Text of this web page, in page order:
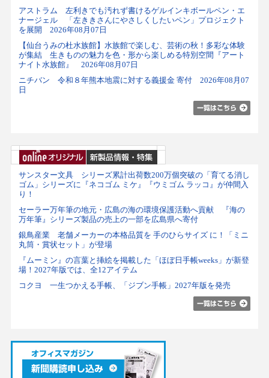
アストラム 左利きでも汚れず書けるゲルインキボールペン・エ
ナージェル 「左ききさんにやさしくしたいペン」プロジェクト
を展開 2026年08月07日
【仙台うみの杜水族館】水族館で楽しむ、芸術の秋！多彩な体験
が集結 生きものの魅力を色・形から楽しめる特別空間『アート
ナイト水族館』 2026年08月07日
ニチバン 令和８年熊本地震に対する義援金 寄付 2026年08月07
日
サンスター文具 シリーズ累計出荷数200万個突破の「育てる消し
ゴム」シリーズに『ネコゴム ミケ』『ウミゴム ラッコ』が仲間入
り！
セーラー万年筆の地元・広島の海の環境保護活動へ貢献 『海の
万年筆』シリーズ製品の売上の一部を広島県へ寄付
銀鳥産業 老舗メーカーの本格品質を 手のひらサイズ に！「ミニ
丸筒・賞状セット」が登場
『ムーミン』の言葉と挿絵を掲載した「ほぼ日手帳weeks」が新登
場！2027年版では、全12アイテム
コクヨ 一生つかえる手帳、「ジブン手帳」2027年版を発売